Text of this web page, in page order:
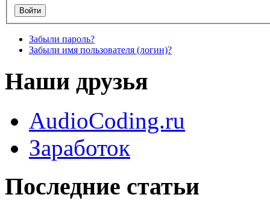
Забыли пароль?
Забыли имя пользователя (логин)?
Наши друзья
AudioCoding.ru
Заработок
Последние статьи